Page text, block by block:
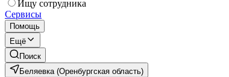
Ищу сотрудника
Сервисы
Помощь
Ещё
Поиск
Беляевка (Оренбургская область)